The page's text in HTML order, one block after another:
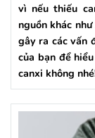
vì nếu thiếu
nguồn khác
gây ra các vấn
của bạn để
canxi không